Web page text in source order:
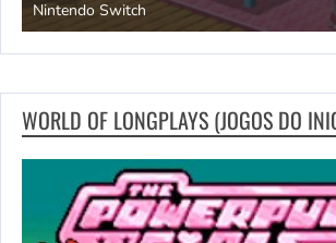
Nintendo Switch
WORLD OF LONGPLAYS (JOGOS DO